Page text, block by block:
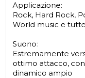
Applicazione:
Rock, Hard Rock,
World music e
Suono:
Estremamente
ottimo attacco,
dinamico ampio